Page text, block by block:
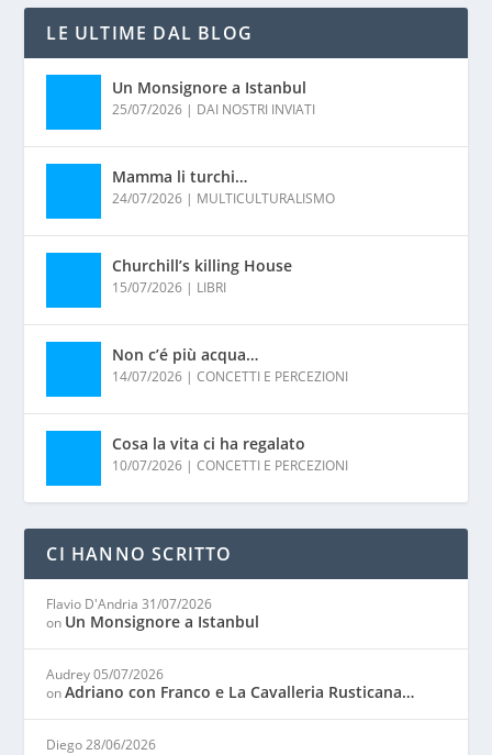
LE ULTIME DAL BLOG
Un Monsignore a Istanbul
25/07/2026 | DAI NOSTRI INVIATI
Mamma li turchi…
24/07/2026 | MULTICULTURALISMO
Churchill’s killing House
15/07/2026 | LIBRI
Non c’é più acqua…
14/07/2026 |CONCETTI E PERCEZIONI
Cosa la vita ci ha regalato
10/07/2026 |CONCETTI E PERCEZIONI
CI HANNO SCRITTO
Flavio D'Andria 31/07/2026
on Un Monsignore a Istanbul
Audrey 05/07/2026
onAdriano con Franco e La Cavalleria Rusticana…
Diego 28/06/2026